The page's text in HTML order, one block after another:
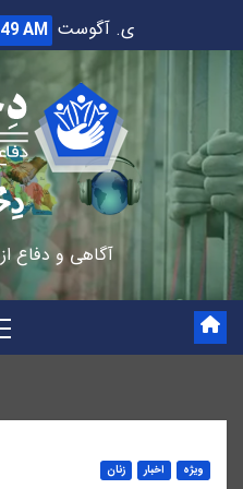
to
ی. آگوست 9th, 2026 AM
آگاهی و دفاع
ویژه اخبار زنان